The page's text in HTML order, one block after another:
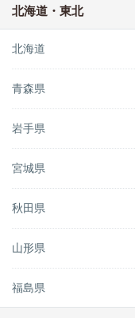
北海道・東北
北海道
青森県
岩手県
宮城県
秋田県
山形県
福島県